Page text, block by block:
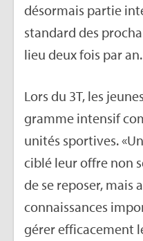
désor­mais par­tie
stan­dard des
lieu deux fois par an.
Lors du 3T, les
gramme inten­sif
uni­tés spor­tives.
ciblé leur offre non
de se repo­ser, mais
connais­sances
gérer effi­ca­ce­ment